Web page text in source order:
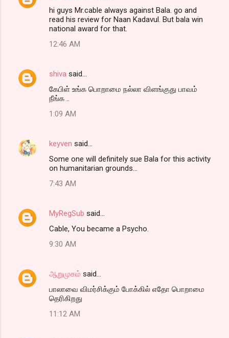
hi guys Mr.cable always against Bala. go and
read his review for Naan Kadavul. But bala win
national award for that.
12:46 AM
shiva said…
கேபிள் உங்க பொறாமை நல்லா விளங்குது பாவம்
நீங்க ..
1:09 AM
keyven said…
Some one will definitely sue Bala for this activity
on humanitarian grounds...
7:43 AM
MyRegSub said…
Cable, You became a Psycho.
9:30 AM
ஆறுமுகம் said…
பாலாவை விமர்சிக்கும் போக்கில் எதோ பொறாமை
தெரிகிறது
11:12 AM